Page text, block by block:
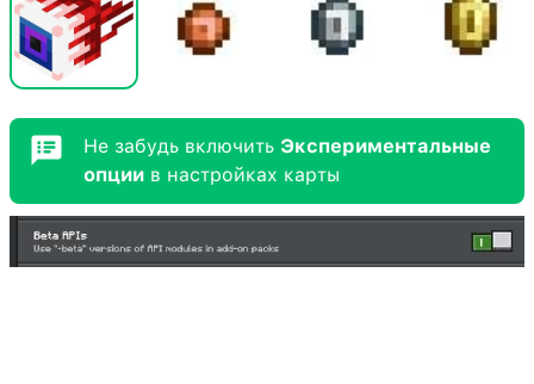
Не забудь включить Экспериментальные
опции в настройках карты